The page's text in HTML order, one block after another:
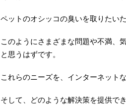
ペットのオシッコの臭いを取りたい
このようにさまざまな問題や不満、
と思うはずです。
これらのニーズを、インターネット
そして、どのような解決策を提供で